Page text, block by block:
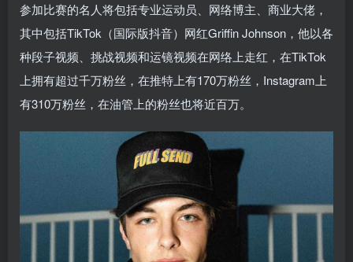
参加比赛的名人将包括专业运动员、网络博主、商业大佬，
其中包括TikTok（国际版抖音）网红Griffin Johnson，他以各
种段子视频、挑战视频和运镜视频在网络上走红，在TikTok
上拥有超过千万粉丝，在推特上有170万粉丝，Instagram上
有310万粉丝，在油管上的粉丝也将近百万。